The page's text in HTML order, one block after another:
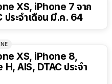
XS, iPhone 7 จาก
ระจำเดือน มี.ค. 64
XS, iPhone 8,
AIS, DTAC ประจำ